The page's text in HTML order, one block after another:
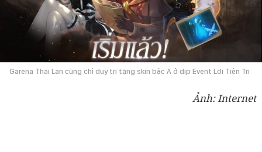
Garena Thái Lan cũng chỉ duy trì tặng skin bậc A ở dịp Event Lời Tiên Tri
Ảnh: Internet